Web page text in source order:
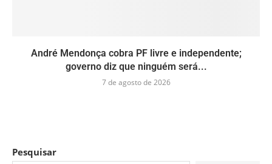
André Mendonça cobra PF livre e independente;
governo diz que ninguém será...
7 de agosto de 2026
Pesquisar